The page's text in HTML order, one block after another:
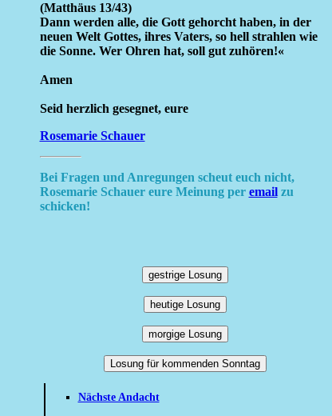
(Matthäus 13/43)
Dann werden alle, die Gott gehorcht haben, in der
neuen Welt Gottes, ihres Vaters, so hell strahlen wie
die Sonne. Wer Ohren hat, soll gut zuhören!«
Amen
Seid herzlich gesegnet, eure
Rosemarie Schauer
Bei Fragen und Anregungen scheut euch nicht,
Rosemarie Schauer eure Meinung per emailzu
schicken!
gestrige Losung
heutige Losung
morgige Losung
Losung für kommenden Sonntag
Nächste Andacht